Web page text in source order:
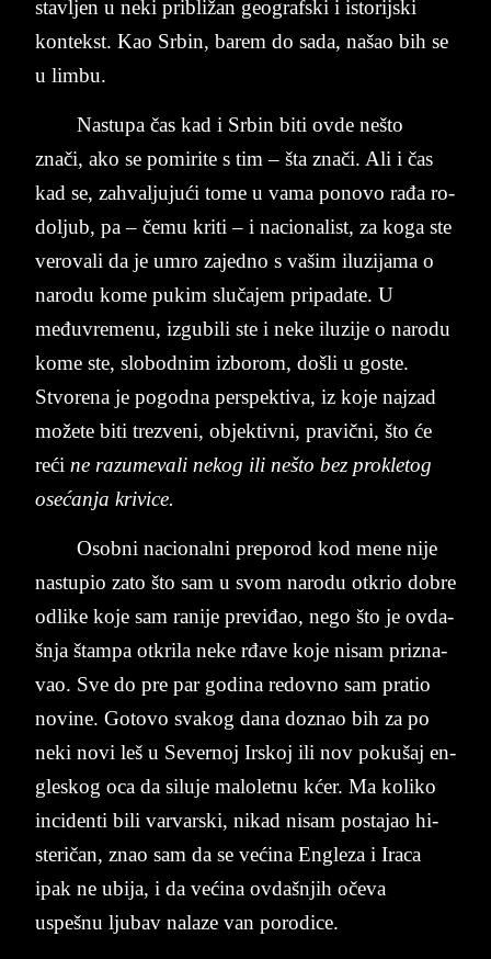
stav­ljen u neki pri­bližan ge­o­graf­ski i isto­rij­ski
kon­tekst. Kao Sr­bin, ba­rem do sada, našao bih se
u lim­bu.
Na­stu­pa čas kad i Sr­bin biti ovde nešto
znači, ako se po­mi­ri­te s tim – šta znači. Ali i čas
kad se, za­hval­ju­jući tome u vama po­no­vo rađa ro­
dol­jub, pa – čemu kri­ti – i na­ci­o­na­list, za koga ste
ve­ro­va­li da je um­ro za­jed­no s vašim ilu­zi­ja­ma o
na­ro­du kome pu­kim slučajem pri­pa­da­te. U
međuvre­me­nu, iz­gu­bi­li ste i neke ilu­zi­je o na­ro­du
kome ste, slo­bod­nim iz­bo­rom, do­šli u go­ste.
Stvo­re­na je po­god­na per­spek­ti­va, iz koje naj­zad
možete biti tre­zve­ni, objek­tiv­ni, pra­vični, što će
reći ne raz­u­me­va­li ne­kog ili ne­što bez pro­kle­tog
osećanja kri­vi­ce.
Osob­ni na­ci­o­nal­ni pre­po­rod kod mene nije
na­stu­pio zato što sam u svom na­ro­du ot­krio do­bre
od­li­ke koje sam ra­ni­je pre­viđao, nego što je ov­da­
šnja štam­pa ot­kri­la neke rđave koje ni­sam pri­zna­
vao. Sve do pre par go­di­na re­dov­no sam pra­tio
no­vi­ne. Go­to­vo sva­kog dana do­znao bih za po
neki novi leš u Se­ve­rnoj Ir­skoj ili nov po­ku­šaj en­
gle­skog oca da si­lu­je ma­lo­let­nu kćer. Ma ko­li­ko
in­ci­den­ti bili var­var­ski, ni­kad ni­sam po­sta­jao hi­
ste­ričan, znao sam da se većina En­gle­za i Ira­ca
ipak ne ubi­ja, i da većina ov­da­šnjih očeva
uspešnu lju­bav na­la­ze van po­ro­di­ce.